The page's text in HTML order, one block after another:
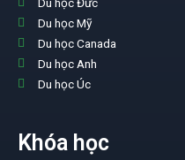
Du học Mỹ
Du học Canada
Du học Anh
Du học Úc
Khóa học